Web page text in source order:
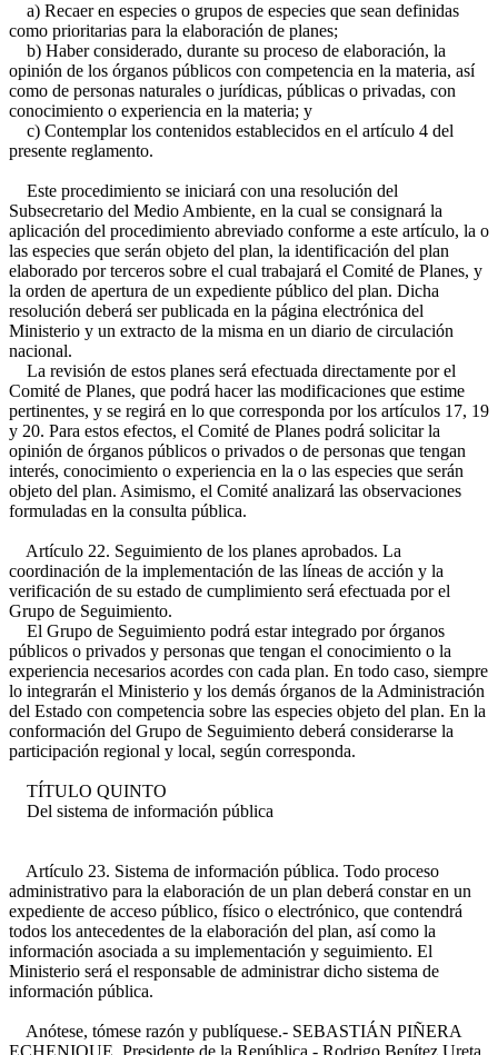
a) Recaer en especies o grupos de especies que sean definidas
como prioritarias para la elaboración de planes;
b) Haber considerado, durante su proceso de elaboración, la
opinión de los órganos públicos con competencia en la materia, así
como de personas naturales o jurídicas, públicas o privadas, con
conocimiento o experiencia en la materia; y
c) Contemplar los contenidos establecidos en el artículo 4 del
presente reglamento.
Este procedimiento se iniciará con una resolución del
Subsecretario del Medio Ambiente, en la cual se consignará la
aplicación del procedimiento abreviado conforme a este artículo, la o
las especies que serán objeto del plan, la identificación del plan
elaborado por terceros sobre el cual trabajará el Comité de Planes, y
la orden de apertura de un expediente público del plan. Dicha
resolución deberá ser publicada en la página electrónica del
Ministerio y un extracto de la misma en un diario de circulación
nacional.
La revisión de estos planes será efectuada directamente por el
Comité de Planes, que podrá hacer las modificaciones que estime
pertinentes, y se regirá en lo que corresponda por los artículos 17, 19
y 20. Para estos efectos, el Comité de Planes podrá solicitar la
opinión de órganos públicos o privados o de personas que tengan
interés, conocimiento o experiencia en la o las especies que serán
objeto del plan. Asimismo, el Comité analizará las observaciones
formuladas en la consulta pública.
Artículo 22. Seguimiento de los planes aprobados. La
coordinación de la implementación de las líneas de acción y la
verificación de su estado de cumplimiento será efectuada por el
Grupo de Seguimiento.
El Grupo de Seguimiento podrá estar integrado por órganos
públicos o privados y personas que tengan el conocimiento o la
experiencia necesarios acordes con cada plan. En todo caso, siempre
lo integrarán el Ministerio y los demás órganos de la Administración
del Estado con competencia sobre las especies objeto del plan. En la
conformación del Grupo de Seguimiento deberá considerarse la
participación regional y local, según corresponda.
TÍTULO QUINTO
Del sistema de información pública
Artículo 23. Sistema de información pública. Todo proceso
administrativo para la elaboración de un plan deberá constar en un
expediente de acceso público, físico o electrónico, que contendrá
todos los antecedentes de la elaboración del plan, así como la
información asociada a su implementación y seguimiento. El
Ministerio será el responsable de administrar dicho sistema de
información pública.
Anótese, tómese razón y publíquese.- SEBASTIÁN PIÑERA
ECHENIQUE, Presidente de la República.- Rodrigo Benítez Ureta,